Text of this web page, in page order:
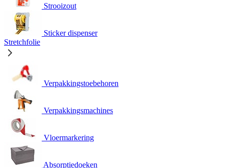
Strooizout
Sticker dispenser
Stretchfolie
Verpakkingstoebehoren
Verpakkingsmachines
Vloermarkering
Absorptiedoeken